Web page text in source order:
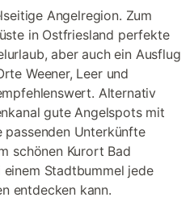
Angelregion. Zum
in Ostfriesland perfekte
aber auch ein Ausflug
Weener, Leer und
Alternativ
gute Angelspots mit
passenden Unterkünfte
schönen Kurort Bad
einem Stadtbummel jede
entdecken kann.